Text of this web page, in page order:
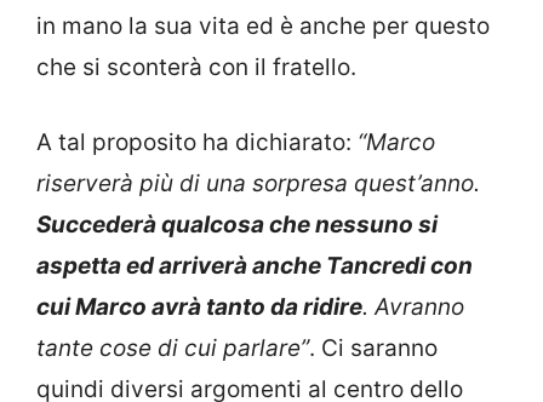
in mano la sua vita ed è anche per questo
che si sconterà con il fratello.
A tal proposito ha dichiarato: “Marco
riserverà più di una sorpresa quest’anno.
Succederà qualcosa che nessuno si
aspetta ed arriverà anche Tancredi con
cui Marco avrà tanto da ridire. Avranno
tante cose di cui parlare”. Ci saranno
quindi diversi argomenti al centro dello